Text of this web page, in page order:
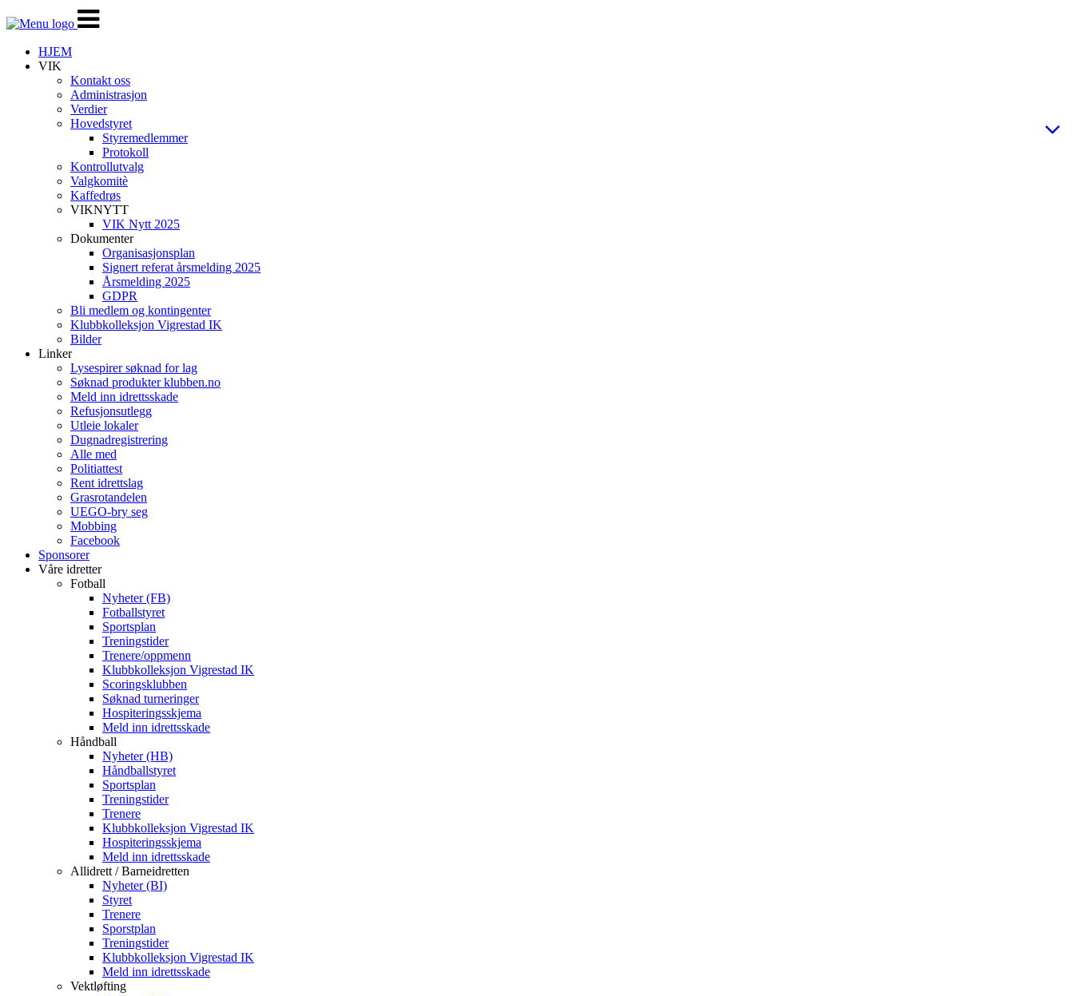
Veksle
navigasjon
HJEM
VIK
Kontakt oss
Administrasjon
Verdier
Hovedstyret
Styremedlemmer
Protokoll
Kontrollutvalg
Valgkomitè
Kaffedrøs
VIKNYTT
VIK Nytt 2025
Dokumenter
Organisasjonsplan
Signert referat årsmelding 2025
Årsmelding 2025
GDPR
Bli medlem og kontingenter
Klubbkolleksjon Vigrestad IK
Bilder
Linker
Lysespirer søknad for lag
Søknad produkter klubben.no
Meld inn idrettsskade
Refusjonsutlegg
Utleie lokaler
Dugnadregistrering
Alle med
Politiattest
Rent idrettslag
Grasrotandelen
UEGO-bry seg
Mobbing
Facebook
Sponsorer
Våre idretter
Fotball
Nyheter (FB)
Fotballstyret
Sportsplan
Treningstider
Trenere/oppmenn
Klubbkolleksjon Vigrestad IK
Scoringsklubben
Søknad turneringer
Hospiteringsskjema
Meld inn idrettsskade
Håndball
Nyheter (HB)
Håndballstyret
Sportsplan
Treningstider
Trenere
Klubbkolleksjon Vigrestad IK
Hospiteringsskjema
Meld inn idrettsskade
Allidrett / Barneidretten
Nyheter (BI)
Styret
Trenere
Sporstplan
Treningstider
Klubbkolleksjon Vigrestad IK
Meld inn idrettsskade
Vektløfting